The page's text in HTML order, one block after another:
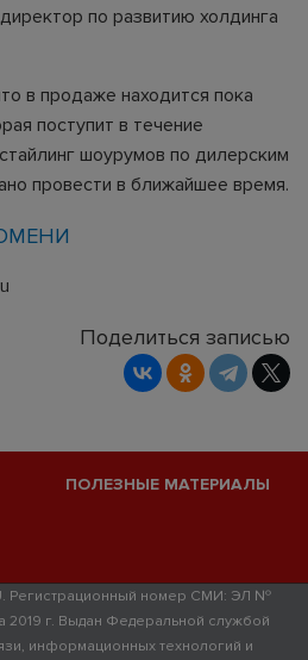
по развитию холдинга
в продаже находится пока
поступит в течение
шоурумов по дилерским
провести в ближайшее время.
Поделиться записью
ПОЛЕЗНЫЕ МАТЕРИАЛЫ
Регистрационный номер СМИ: ЭЛ №
2019 г. Выдан Федеральной службой
информационных технологий и